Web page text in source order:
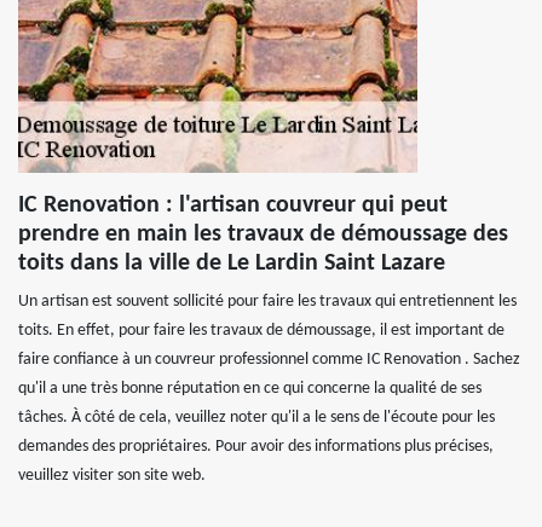
IC Renovation : l'artisan couvreur qui peut
prendre en main les travaux de démoussage des
toits dans la ville de Le Lardin Saint Lazare
Un artisan est souvent sollicité pour faire les travaux qui entretiennent les
toits. En effet, pour faire les travaux de démoussage, il est important de
faire confiance à un couvreur professionnel comme IC Renovation . Sachez
qu'il a une très bonne réputation en ce qui concerne la qualité de ses
tâches. À côté de cela, veuillez noter qu'il a le sens de l'écoute pour les
demandes des propriétaires. Pour avoir des informations plus précises,
veuillez visiter son site web.